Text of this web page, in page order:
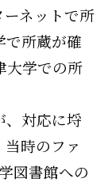
ネットで所
で所蔵が確
大学での所
対応に埒
時のファ
図書館への